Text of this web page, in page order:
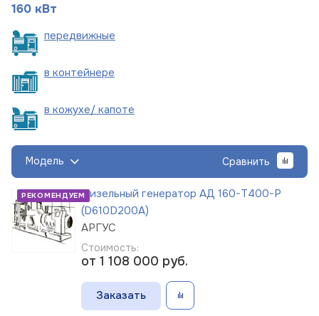
160 кВт
передвижные
в контейнере
в кожухе/ капоте
Модель Сравнить
РЕКОМЕНДУЕМДизельный генератор АД 160-Т400-Р
(D610D200A)
АРГУС
Стоимость:
от 1 108 000 руб.
Заказать